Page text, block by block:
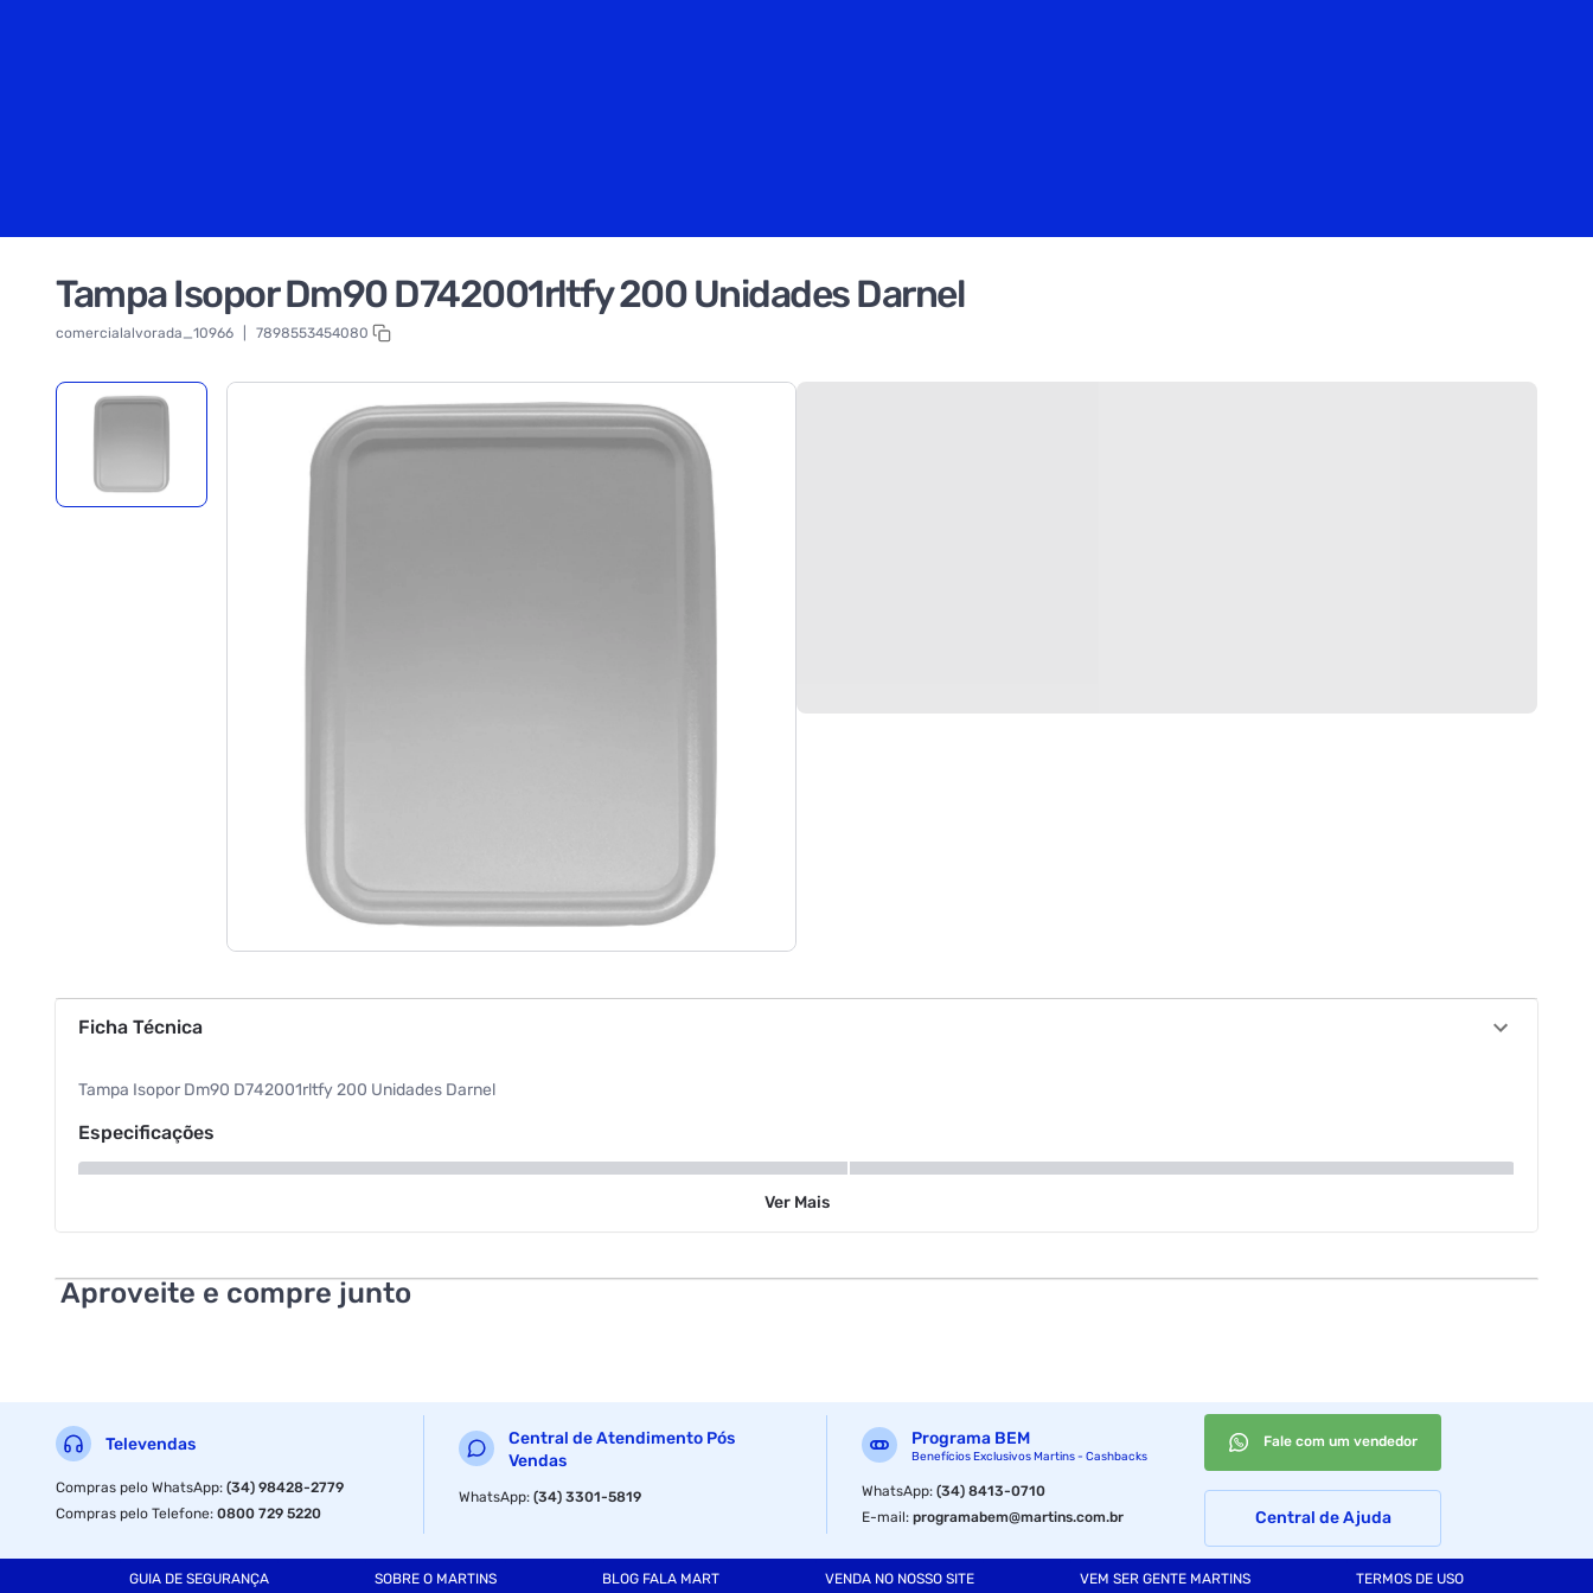
Tampa Isopor Dm90 D742001rltfy 200 Unidades Darnel
comercialalvorada_10966 7898553454080
Ficha Técnica
Tampa Isopor Dm90 D742001rltfy 200 Unidades Darnel
Especificações
Ver Mais
Aproveite e compre junto
Televendas
Compras pelo WhatsApp:(34) 98428-2779
Compras pelo Telefone:0800 729 5220
Central de Atendimento Pós
Vendas
WhatsApp:(34) 3301-5819
Programa BEM
Benefícios Exclusivos Martins - Cashbacks
WhatsApp:(34) 8413-0710
E-mail:programabem@martins.com.br
Fale com um vendedor
Central de Ajuda
GUIA DE SEGURANÇA SOBRE O MARTINS BLOG FALA MART VENDA NO NOSSO SITE VEM SER GENTE MARTINS TERMOS DE USO